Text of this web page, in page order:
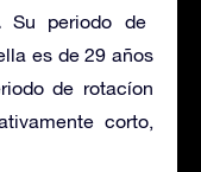
Su periodo de
es de 29 años
de rotacíon
corto,